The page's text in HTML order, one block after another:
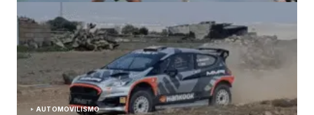
AUTOMOVILISMO